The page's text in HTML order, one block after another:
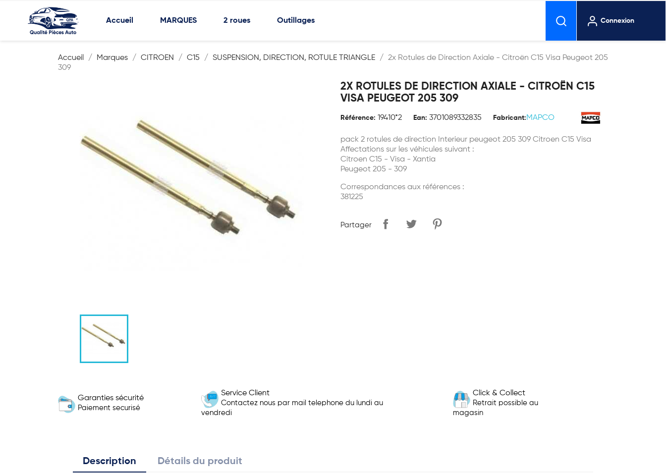
Accueil MARQUES 2 roues Outillages Connexion
Accueil Marques CITROEN C15 SUSPENSION, DIRECTION, ROTULE TRIANGLE
2x Rotules de Direction Axiale - Citroën C15 Visa Peugeot 205
309
2X ROTULES DE DIRECTION AXIALE - CITROËN C15
VISA PEUGEOT 205 309
Référence: 19410*2 Ean: 3701089332835 Fabricant: MAPCO
pack 2 rotules de direction Interieur peugeot 205 309 Citroen C15 Visa
Affectations sur les véhicules suivant :
Citroen C15 - Visa - Xantia
Peugeot 205 - 309
Correspondances aux références :
381225
Partager
Garanties sécurité
Paiement securisé
Service Client
Contactez nous par mail telephone du lundi au
vendredi
Click & Collect
Retrait possible au
magasin
Description Détails du produit